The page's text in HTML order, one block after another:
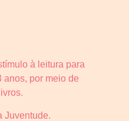
à leitura para
anos, por meio de
Juventude.